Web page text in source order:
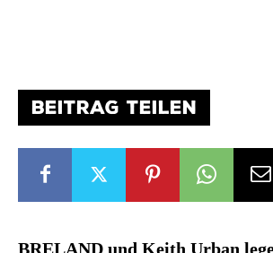
BEITRAG TEILEN
BRELAND und Keith Urban